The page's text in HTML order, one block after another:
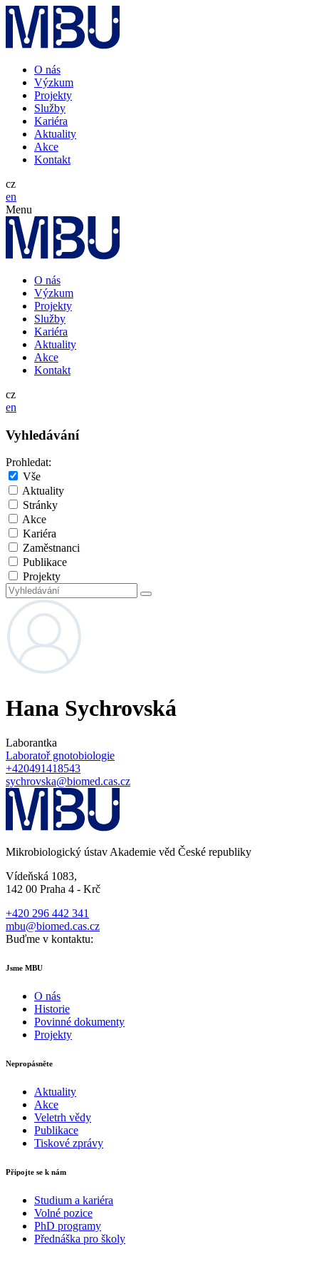
O nás
Výzkum
Projekty
Služby
Kariéra
Aktuality
Akce
Kontakt
cz
en
Menu
O nás
Výzkum
Projekty
Služby
Kariéra
Aktuality
Akce
Kontakt
cz
en
Vyhledávání
Prohledat:
Vše
Aktuality
Stránky
Akce
Kariéra
Zaměstnanci
Publikace
Projekty
Hana Sychrovská
Laborantka
Laboratoř gnotobiologie
+420491418543
sychrovska@biomed.cas.cz
Mikrobiologický ústav Akademie věd České republiky
Vídeňská 1083,
142 00 Praha 4 - Krč
+420 296 442 341
mbu@biomed.cas.cz
Buďme v kontaktu:
Jsme MBU
O nás
Historie
Povinné dokumenty
Projekty
Nepropásněte
Aktuality
Akce
Veletrh vědy
Publikace
Tiskové zprávy
Připojte se k nám
Studium a kariéra
Volné pozice
PhD programy
Přednáška pro školy